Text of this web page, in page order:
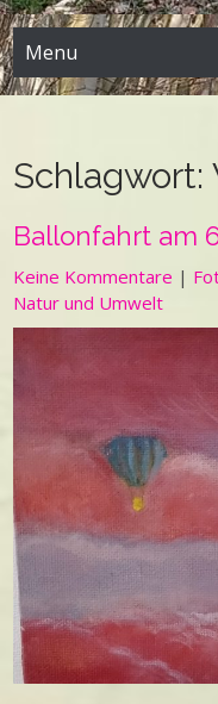
Menu
Schlagwort:
Ballonfahrt am
Keine Kommentare |
Natur und Umwelt